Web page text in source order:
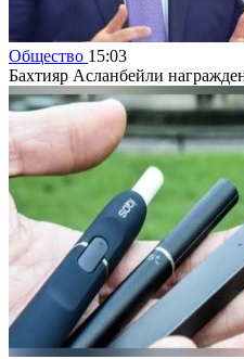
Общество 15:03
Бахтияр Асланбейли